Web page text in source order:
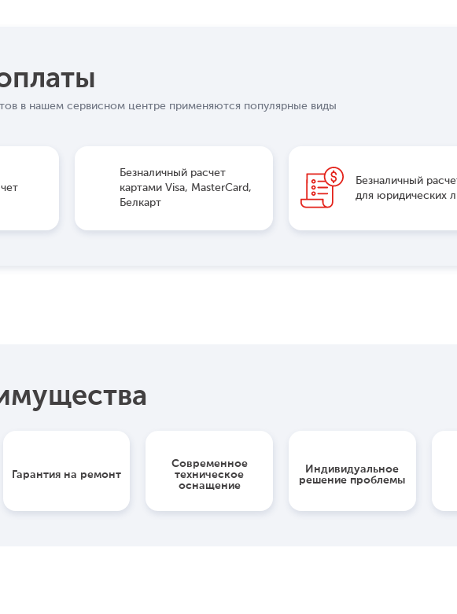
в нашем сервисном центре применяются популярные виды
Безналичный расчет
картами Visa, MasterCard,
Белкарт
Безналичный
для юридических
Гарантия на ремонт
Современное
техническое
оснащение
Индивидуальное
решение проблемы